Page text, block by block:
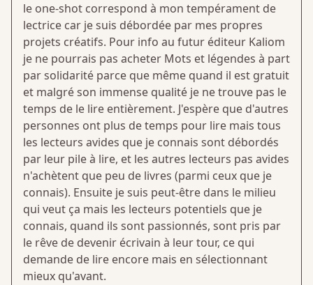
le one-shot correspond à mon tempérament de
lectrice car je suis débordée par mes propres
projets créatifs. Pour info au futur éditeur Kaliom
je ne pourrais pas acheter Mots et légendes à part
par solidarité parce que même quand il est gratuit
et malgré son immense qualité je ne trouve pas le
temps de le lire entièrement. J'espère que d'autres
personnes ont plus de temps pour lire mais tous
les lecteurs avides que je connais sont débordés
par leur pile à lire, et les autres lecteurs pas avides
n'achètent que peu de livres (parmi ceux que je
connais). Ensuite je suis peut-être dans le milieu
qui veut ça mais les lecteurs potentiels que je
connais, quand ils sont passionnés, sont pris par
le rêve de devenir écrivain à leur tour, ce qui
demande de lire encore mais en sélectionnant
mieux qu'avant.